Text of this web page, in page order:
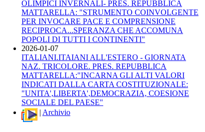
OLIMPICI INVERNALI- PRES. REPUBBLICA
MATTARELLA: "STRUMENTO COINVOLGENTE
PER INVOCARE PACE E COMPRENSIONE
RECIPROCA...SPERANZA CHE ACCOMUNA
POPOLI DI TUTTI I CONTINENTI"
2026-01-07
ITALIANI.ITAIANI ALL'ESTERO - GIORNATA
NAZ. TRICOLORE. PRES. REPUBBLICA
MATTARELLA:"INCARNA GLI ALTI VALORI
INDICATI DALLA CARTA COSTITUZIONALE:
"UNITA',LIBERTA',DEMOCRAZIA, COESIONE
SOCIALE DEL PAESE"
| Archivio